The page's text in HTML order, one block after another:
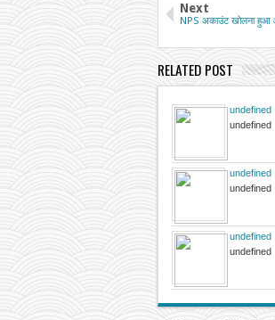
Next
NPS अकाउंट खोलना हुआ
RELATED POST
undefined
undefined
undefined
undefined
undefined
undefined